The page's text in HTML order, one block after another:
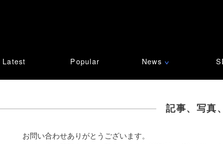
Latest Popular News ∨
記事、写真
お問い合わせありがとうございます。